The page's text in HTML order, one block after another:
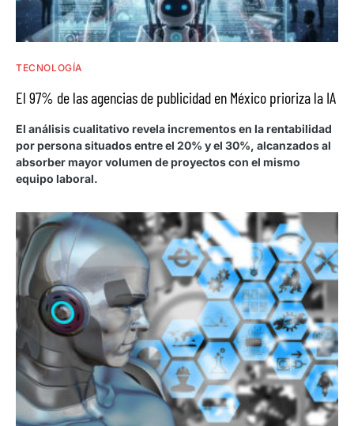
TECNOLOGÍA
El 97% de las agencias de publicidad en México prioriza la IA
El análisis cualitativo revela incrementos en la rentabilidad
por persona situados entre el 20% y el 30%, alcanzados al
absorber mayor volumen de proyectos con el mismo
equipo laboral.